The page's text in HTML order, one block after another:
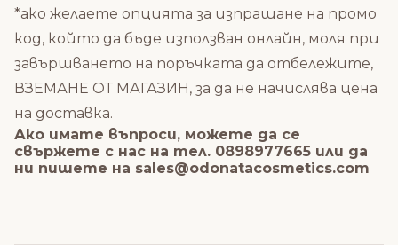
*ако желаете опцията за изпращане на промо
код, който да бъде използван онлайн, моля при
завършването на поръчката да отбележите,
ВЗЕМАНЕ ОТ МАГАЗИН, за да не начислява цена
на доставка.
Ако имате въпроси, можете да се
свържете с нас на тел. 0898977665 или да
ни пишете на sales@odonatacosmetics.com